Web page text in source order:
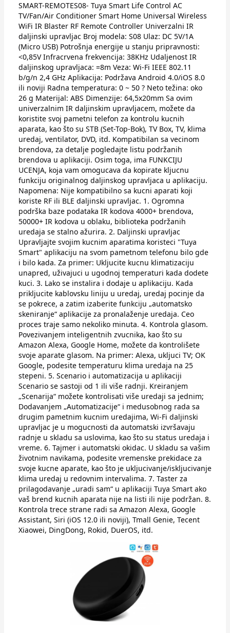
SMART-REMOTES08- Tuya Smart Life Control AC
TV/Fan/Air Conditioner Smart Home Universal Wireless
WiFi IR Blaster RF Remote Controller Univerzalni IR
daljinski upravljac Broj modela: S08 Ulaz: DC 5V/1A
(Micro USB) Potrošnja energije u stanju pripravnosti:
<0,85V Infracrvena frekvencija: 38KHz Udaljenost IR
daljinskog upravljaca: =8m Veza: Wi-Fi IEEE 802.11
b/g/n 2,4 GHz Aplikacija: Podržava Android 4.0/iOS 8.0
ili noviji Radna temperatura: 0 ~ 50 ? Neto težina: oko
26 g Materijal: ABS Dimenzije: 64,5x20mm Sa ovim
univerzalnim IR daljinskim upravljacem, možete da
koristite svoj pametni telefon za kontrolu kucnih
aparata, kao što su STB (Set-Top-Bok), TV Box, TV, klima
uredaj, ventilator, DVD, itd. Kompatibilan sa vecinom
brendova, za detalje pogledajte listu podržanih
brendova u aplikaciji. Osim toga, ima FUNKCIJU
UCENJA, koja vam omogucava da kopirate kljucnu
funkciju originalnog daljinskog upravljaca u aplikaciju.
Napomena: Nije kompatibilno sa kucni aparati koji
koriste RF ili BLE daljinski upravljac. 1. Ogromna
podrška baze podataka IR kodova 4000+ brendova,
50000+ IR kodova u oblaku, biblioteka podržanih
uredaja se stalno ažurira. 2. Daljinski upravljac
Upravljajte svojim kucnim aparatima koristeci "Tuya
Smart" aplikaciju na svom pametnom telefonu bilo gde
i bilo kada. Za primer: Ukljucite kucnu klimatizaciju
unapred, uživajuci u ugodnoj temperaturi kada dodete
kuci. 3. Lako se instalira i dodaje u aplikaciju. Kada
prikljucite kablovsku liniju u uredaj, uredaj pocinje da
se pokrece, a zatim izaberite funkciju „automatsko
skeniranje“ aplikacije za pronalaženje uredaja. Ceo
proces traje samo nekoliko minuta. 4. Kontrola glasom.
Povezivanjem inteligentnih zvucnika, kao što su
Amazon Alexa, Google Home, možete da kontrolišete
svoje aparate glasom. Na primer: Alexa, ukljuci TV; OK
Google, podesite temperaturu klima uredaja na 25
stepeni. 5. Scenario i automatizacija u aplikaciji
Scenario se sastoji od 1 ili više radnji. Kreiranjem
„Scenarija“ možete kontrolisati više uredaji sa jednim;
Dodavanjem „Automatizacije“ i medusobnog rada sa
drugim pametnim kucnim uredajima, Wi-Fi daljinski
upravljac je u mogucnosti da automatski izvršavaju
radnje u skladu sa uslovima, kao što su status uredaja i
vreme. 6. Tajmer i automatski okidac. U skladu sa vašim
životnim navikama, podesite vremenske prekidace za
svoje kucne aparate, kao što je ukljucivanje/iskljucivanje
klima uredaj u redovnim intervalima. 7. Taster za
prilagodavanje „uradi sam“ u aplikaciji Tuya Smart ako
vaš brend kucnih aparata nije na listi ili nije podržan. 8.
Kontrola trece strane radi sa Amazon Alexa, Google
Assistant, Siri (iOS 12.0 ili noviji), Tmall Genie, Tecent
Xiaowei, DingDong, Rokid, DuerOS, itd.